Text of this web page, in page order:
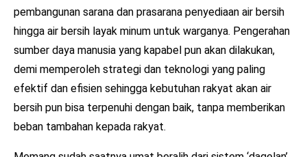
pembangunan sarana dan prasarana penyediaan air bersih
hingga air bersih layak minum untuk warganya. Pengerahan
sumber daya manusia yang kapabel pun akan dilakukan,
demi memperoleh strategi dan teknologi yang paling
efektif dan efisien sehingga kebutuhan rakyat akan air
bersih pun bisa terpenuhi dengan baik, tanpa memberikan
beban tambahan kepada rakyat.